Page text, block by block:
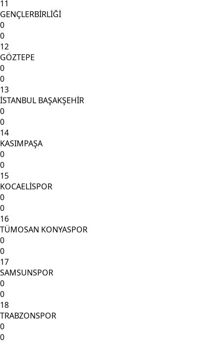
11
GENÇLERBİRLİĞİ
0
0
12
GÖZTEPE
0
0
13
İSTANBUL BAŞAKŞEHİR
0
0
14
KASIMPAŞA
0
0
15
KOCAELİSPOR
0
0
16
TÜMOSAN KONYASPOR
0
0
17
SAMSUNSPOR
0
0
18
TRABZONSPOR
0
0